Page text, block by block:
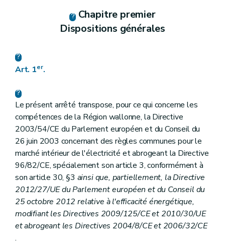
Art. 16
Art. 17
Art. 18
Art.
Section 2
En matière de protection de l'environnement
Art. 23
Art. 24
Art. 24bis
Art. 24ter
Chapitre III Obligations de service public spécifiques aux gestionnaires de réseaux
Section première En matière de sécurité, régularité et qualité d'approvisionnement
Art. 15
Art. 16
Art. 17
Art. 18
Art. 19
Art. 20
Art. 21
Art.
Chapitre premier
Dispositions générales
Art. 1er.
Le présent arrêté transpose, pour ce qui concerne les
compétences de la Région wallonne, la Directive
2003/54/CE du Parlement européen et du Conseil du
26 juin 2003 concernant des règles communes pour le
marché intérieur de l'électricité et abrogeant la Directive
96/82/CE, spécialement son article 3, conformément à
son article 30, §3 ainsi que, partiellement, la Directive
2012/27/UE du Parlement européen et du Conseil du
25 octobre 2012 relative à l'efficacité énergétique,
modifiant les Directives 2009/125/CE et 2010/30/UE
et abrogeant les Directives 2004/8/CE et 2006/32/CE
.